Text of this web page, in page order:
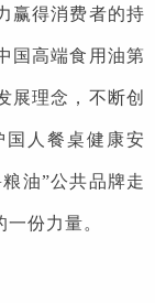
赢得消费者的持
国高端食用油第
展理念，不断创
国人餐桌健康安
油”公共品牌走
份力量。